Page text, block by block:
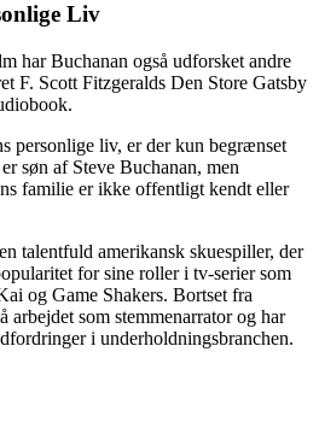
Liv
har Buchanan også udforsket andre
F. Scott Fitzgeralds Den Store Gatsby
personlige liv, er der kun begrænset
søn af Steve Buchanan, men
familie er ikke offentligt kendt eller
talentfuld amerikansk skuespiller, der
for sine roller i tv-serier som
og Game Shakers. Bortset fra
arbejdet som stemmenarrator og har
i underholdningsbranchen.